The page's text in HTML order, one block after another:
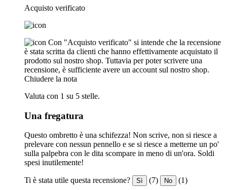
Acquisto verificato
Con "Acquisto verificato" si intende che la recensione
è stata scritta da clienti che hanno effettivamente acquistato il
prodotto sul nostro shop. Tuttavia per poter scrivere una
recensione, è sufficiente avere un account sul nostro shop.
Chiudere la nota
Valuta con 1 su 5 stelle.
Una fregatura
Questo ombretto è una schifezza! Non scrive, non si riesce a
prelevare con nessun pennello e se si riesce a metterne un po'
sulla palpebra con le dita scompare in meno di un'ora. Soldi
spesi inutilemente!
Ti è stata utile questa recensione? Sì (7) No (1)